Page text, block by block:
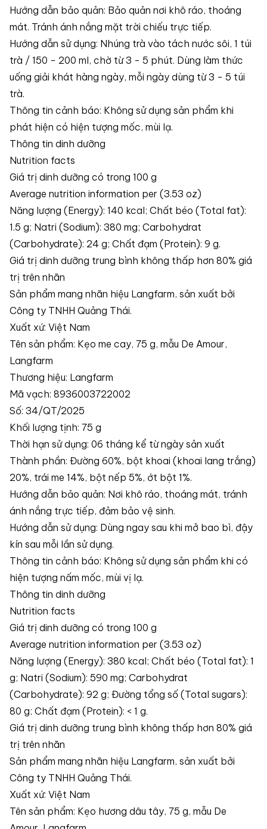
Hướng dẫn bảo quản: Bảo quản nơi khô ráo, thoáng
mát. Tránh ánh nắng mặt trời chiếu trực tiếp.
Hướng dẫn sử dụng: Nhúng trà vào tách nước sôi, 1 túi
trà / 150 - 200 ml, chờ từ 3 - 5 phút. Dùng làm thức
uống giải khát hàng ngày, mỗi ngày dùng từ 3 - 5 túi
trà.
Thông tin cảnh báo: Không sử dụng sản phẩm khi
phát hiện có hiện tượng mốc, mùi lạ.
Thông tin dinh dưỡng
Nutrition facts
Giá trị dinh dưỡng có trong 100 g
Average nutrition information per (3.53 oz)
Năng lượng (Energy): 140 kcal; Chất béo (Total fat):
1.5 g; Natri (Sodium): 380 mg; Carbohydrat
(Carbohydrate): 24 g; Chất đạm (Protein): 9 g.
Giá trị dinh dưỡng trung bình không thấp hơn 80% giá
trị trên nhãn
Sản phẩm mang nhãn hiệu Langfarm, sản xuất bởi
Công ty TNHH Quảng Thái.
Xuất xứ: Việt Nam
Tên sản phẩm: Kẹo me cay, 75 g, mẫu De Amour,
Langfarm
Thương hiệu: Langfarm
Mã vạch: 8936003722002
Số: 34/QT/2025
Khối lượng tịnh: 75 g
Thời hạn sử dụng: 06 tháng kể từ ngày sản xuất
Thành phần: Đường 60%, bột khoai (khoai lang trắng)
20%, trái me 14%, bột nếp 5%, ớt bột 1%.
Hướng dẫn bảo quản: Nơi khô ráo, thoáng mát, tránh
ánh nắng trực tiếp, đảm bảo vệ sinh.
Hướng dẫn sử dụng: Dùng ngay sau khi mở bao bì, đậy
kín sau mỗi lần sử dụng.
Thông tin cảnh báo: Không sử dụng sản phẩm khi có
hiện tượng nấm mốc, mùi vị lạ.
Thông tin dinh dưỡng
Nutrition facts
Giá trị dinh dưỡng có trong 100 g
Average nutrition information per (3.53 oz)
Năng lượng (Energy): 380 kcal; Chất béo (Total fat): 1
g; Natri (Sodium): 590 mg; Carbohydrat
(Carbohydrate): 92 g; Đường tổng số (Total sugars):
80 g; Chất đạm (Protein): < 1 g.
Giá trị dinh dưỡng trung bình không thấp hơn 80% giá
trị trên nhãn
Sản phẩm mang nhãn hiệu Langfarm, sản xuất bởi
Công ty TNHH Quảng Thái.
Xuất xứ: Việt Nam
Tên sản phẩm: Kẹo hương dâu tây, 75 g, mẫu De